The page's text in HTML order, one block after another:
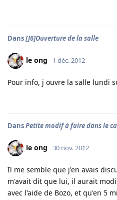
Dans[J6]Ouverture de la salle
le ong 1 déc. 2012
Pour info, j ouvre la salle lundi
DansPetite modif à faire dans le
le ong 30 nov. 2012
Il me semble que j'en avais
m'avait dit que lui, il aurait
avec l'aide de Bozo, et qu'en 5